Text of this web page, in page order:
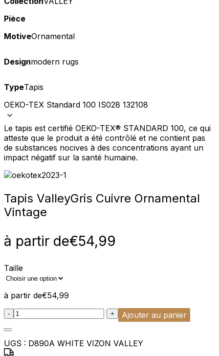
Pièce
MotiveOrnamental
Designmodern rugs
TypeTapis
OEKO-TEX Standard 100 IS028 132108
Le tapis est certifié OEKO-TEX® STANDARD 100, ce qui
atteste que le produit a été contrôlé et ne contient pas
de substances nocives à des concentrations ayant un
impact négatif sur la santé humaine.
Tapis ValleyGris Cuivre Ornamental
Vintage
à partir de€54,99
Taille
à partir de€54,99
:product_name quantity
- + Ajouter au panier
UGS : D890A WHITE VIZON VALLEY